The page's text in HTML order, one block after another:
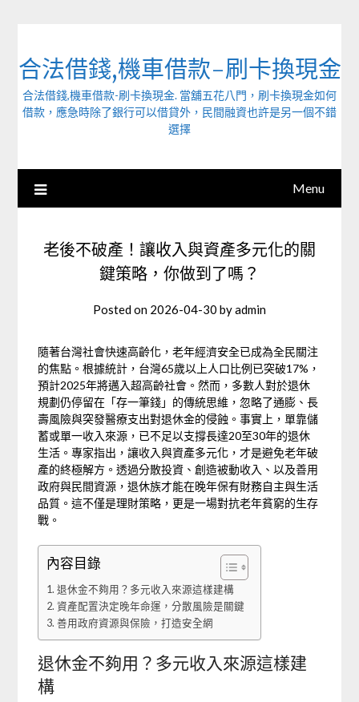
合法借錢,機車借款-刷卡換現金
合法借錢,機車借款-刷卡換現金. 當舖五花八門，刷卡換現金如何
借款，應急時除了銀行可以借貸外，民間融資也許是另一個不錯
選擇
Menu
老後不破產！讓收入與資產多元化的關
鍵策略，你做到了嗎？
Posted on 2026-04-30 byadmin
隨著台灣社會快速高齡化，老年經濟安全已成為全民關注
的焦點。根據統計，台灣65歲以上人口比例已突破17%，
預計2025年將邁入超高齡社會。然而，多數人對於退休
規劃仍停留在「存一筆錢」的傳統思維，忽略了通膨、長
壽風險與突發醫療支出對退休金的侵蝕。事實上，單靠儲
蓄或單一收入來源，已不足以支撐長達20至30年的退休
生活。專家指出，讓收入與資產多元化，才是避免老年破
產的終極解方。透過分散投資、創造被動收入、以及善用
政府與民間資源，退休族才能在晚年保有財務自主與生活
品質。這不僅是理財策略，更是一場對抗老年貧窮的生存
戰。
內容目錄
退休金不夠用？多元收入來源這樣建構
資產配置決定晚年命運，分散風險是關鍵
善用政府資源與保險，打造安全網
退休金不夠用？多元收入來源這樣建
構